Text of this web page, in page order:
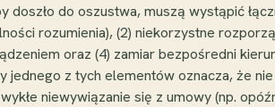
doszło do oszustwa, muszą wystąpić
rozumienia), (2) niekorzystne
oraz (4) zamiar bezpośredni
jednego z tych elementów oznacza, że
niewywiązanie się z umowy (np.